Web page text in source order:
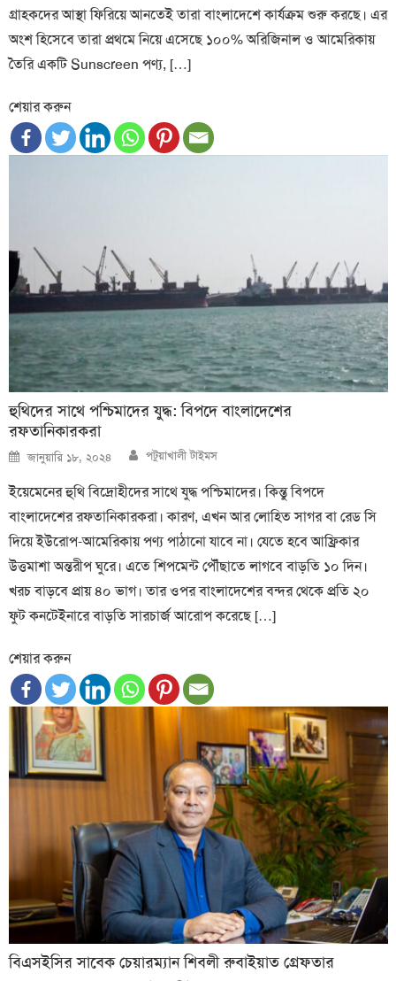
গ্রাহকদের আস্থা ফিরিয়ে আনতেই তারা বাংলাদেশে কার্যক্রম শুরু করছে। এর
অংশ হিসেবে তারা প্রথমে নিয়ে এসেছে ১০০% অরিজিনাল ও আমেরিকায়
তৈরি একটি Sunscreen পণ্য, […]
শেয়ার করুন
হুথিদের সাথে পশ্চিমাদের যুদ্ধ: বিপদে বাংলাদেশের
রফতানিকারকরা
Posted
on
জানুয়ারি ১৮, ২০২৪ Author
পটুয়াখালী টাইমস
ইয়েমেনের হুথি বিদ্রোহীদের সাথে যুদ্ধ পশ্চিমাদের। কিন্তু বিপদে
বাংলাদেশের রফতানিকারকরা। কারণ, এখন আর লোহিত সাগর বা রেড সি
দিয়ে ইউরোপ-আমেরিকায় পণ্য পাঠানো যাবে না। যেতে হবে আফ্রিকার
উত্তমাশা অন্তরীপ ঘুরে। এতে শিপমেন্ট পৌঁছাতে লাগবে বাড়তি ১০ দিন।
খরচ বাড়বে প্রায় ৪০ ভাগ। তার ওপর বাংলাদেশের বন্দর থেকে প্রতি ২০
ফুট কনটেইনারে বাড়তি সারচার্জ আরোপ করেছে […]
শেয়ার করুন
বিএসইসির সাবেক চেয়ারম্যান শিবলী রুবাইয়াত গ্রেফতার